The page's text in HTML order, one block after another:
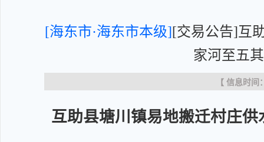
[海东市·海东市本级][交易公告]互
家河至五
【 信息时间
互助县塘川镇易地搬迁村庄